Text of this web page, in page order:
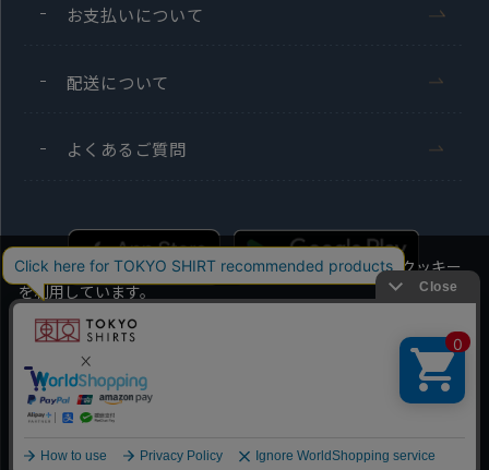
お支払いについて
配送について
よくあるご質問
Copyright TOKYO SHIRTS Co.,Ltd. All rights reserved.
当社のウェブサイトでは、お客様の利便性向上のためにクッキー
を利用しています。
本ウェブサイトをこのままご利用になる場合、クッキーの使用に
同意いただいたものとみなします。
クッキーを通じて収集する情報には、「お客様個人を特定できる
情報」は一切含まれておりません。詳細は
クッキーポリシーをご
確認ください。
OK